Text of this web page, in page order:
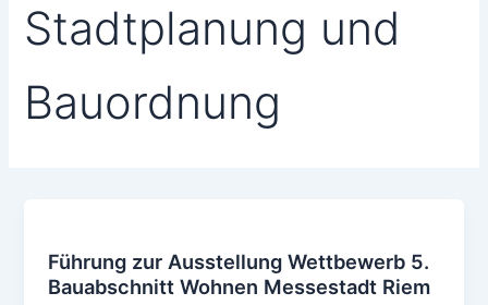
Stadtplanung und
Bauordnung
Führung zur Ausstellung Wettbewerb 5.
Bauabschnitt Wohnen Messestadt Riem